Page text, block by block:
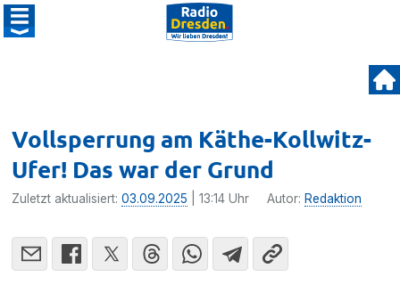
Vollsperrung am Käthe-Kollwitz-
Ufer! Das war der Grund
Zuletzt aktualisiert:03.09.2025 | 13:14 Uhr Autor: Redaktion